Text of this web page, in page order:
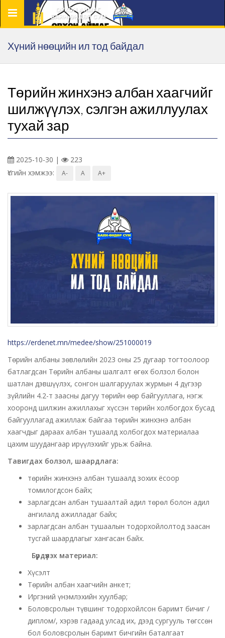
Цэс
Хүний нөөцийн ил тод байдал
Төрийн жинхэнэ албан хаагчийг
шилжүүлэх, сэлгэн ажиллуулах
тухай зар
2025-10-30 |
223
Үсгийн хэмжээ:
A- A A+
https://erdenet.mn/medee/show/251000019
Төрийн албаны зөвлөлийн 2023 оны 25 дугаар тогтоолоор
батлагдсан Төрийн албаны шалгалт өгөх болзол болон
шатлан дэвшүүлэх, сонгон шалгаруулах журмын 4 дүгээр
зүйлийн 4.2-т заасны дагуу төрийн өөр байгууллага, нэгж
хооронд шилжин ажиллахыг хүссэн төрийн холбогдох бусад
байгууллагад ажиллаж байгаа төрийн жинхэнэ албан
хаагчдыг дараах албан тушаалд холбогдох материалаа
цахим шуудангаар ирүүлэхийг урьж байна.
Тавигдах болзол, шаардлага:
төрийн жинхэнэ албан тушаалд зохих ёсоор
томилогдсон байх;
зарлагдсан албан тушаалтай адил төрөл болон адил
ангилалд ажилладаг байх;
зарлагдсан албан тушаалын тодорхойлолтод заасан
тусгай шаардлагыг хангасан байх.
Бүрдүүлэх материал:
Хүсэлт
Төрийн албан хаагчийн анкет;
Иргэний үнэмлэхийн хуулбар;
Боловсролын түвшинг тодорхойлсон баримт бичиг /
диплом/, хэрэв гадаад улсад их, дээд сургууль төгссөн
бол боловсролын баримт бичгийн баталгаат